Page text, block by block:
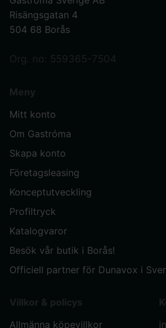
Risängsgatan 4
504 68 Borås
Org. no: 559365-7504
Meny
Mitt konto
Om Gastróma
Skapa konto
Företagsleasing
Konceptutveckling
Profiltryck
Katalogvaror
Besök vår butik i Borås!
Officiell partner för Dunavox i
Villkor & policys
Allmänna köpevillkor